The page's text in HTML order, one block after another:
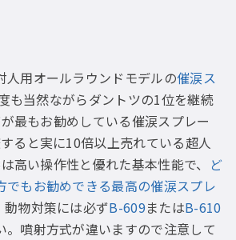
人用オールラウンドモデルの催涙ス
も当然ながらダントツの1位を継続
最もお勧めしている催涙スプレー
ると実に10倍以上売れている超人
高い操作性と優れた基本性能で、
ど
でもお勧めできる最高の催涙スプレ
物対策には必ずB-609またはB-610
。噴射方式が違いますので注意して